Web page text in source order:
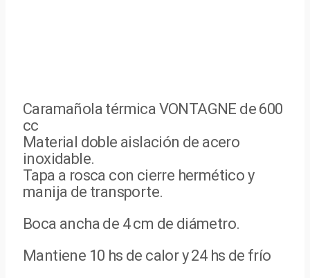
Caramañola térmica VONTAGNE de 600
cc
Material doble aislación de acero
inoxidable.
Tapa a rosca con cierre hermético y
manija de transporte.
Boca ancha de 4 cm de diámetro.
Mantiene 10 hs de calor y 24 hs de frío